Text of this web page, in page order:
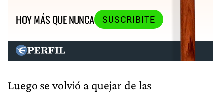
HOY MÁS QUE NUNCA
SUSCRIBITE
Luego se volvió a quejar de las